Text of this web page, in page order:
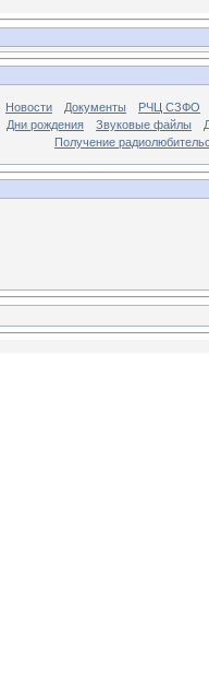
Новости Документы
РЧЦ СЗФО
Дни рождения Звуковые файлы
Получение